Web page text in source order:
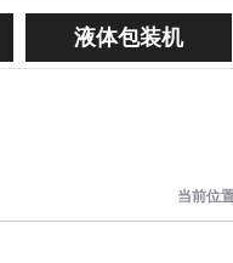
液体包装机
当前位